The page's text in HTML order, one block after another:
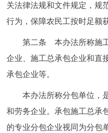
关法律法规和文件规定，规
行为，保障农民工按时足额
第二条 本办法所称施工
企业、施工总承包企业和直
承包企业等。
本办法所称分包单位，是
和劳务企业。承包施工总承
的专业分包企业视同为分包